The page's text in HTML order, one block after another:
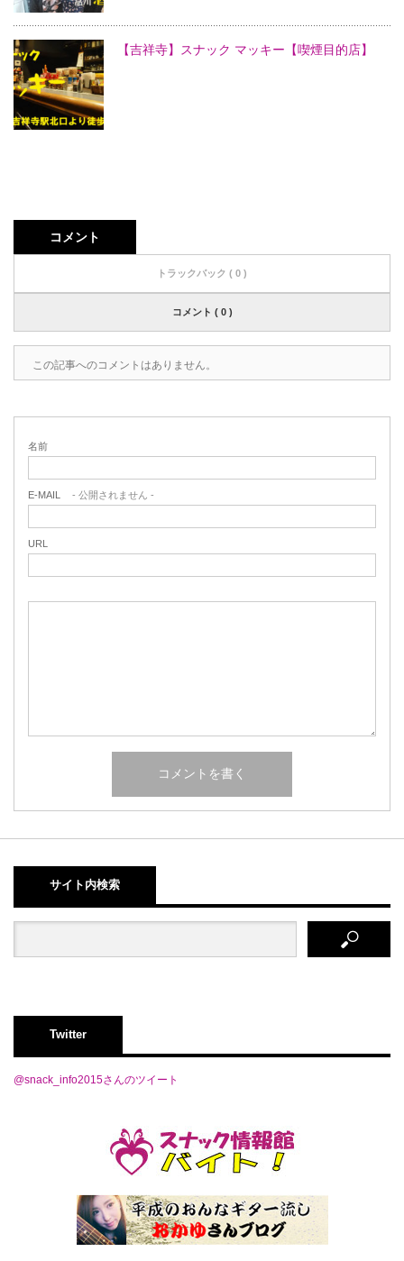
【吉祥寺】スナック マッキー【喫煙目的店】
コメント
トラックバック ( 0 )
コメント ( 0 )
この記事へのコメントはありません。
名前
E-MAIL - 公開されません -
URL
サイト内検索
Twitter
@snack_info2015さんのツイート